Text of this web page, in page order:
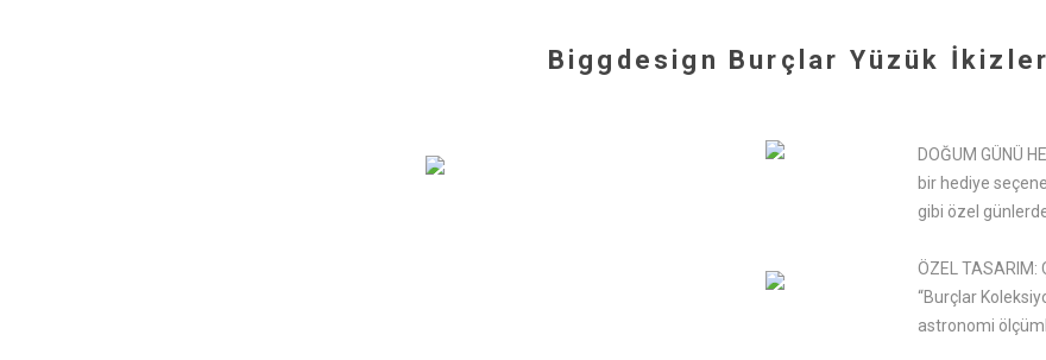
Biggdesign Burçlar Yüzük İkizler
DOĞUM GÜNÜ
bir hediye
gibi özel
ÖZEL
“Burçlar
astronomi